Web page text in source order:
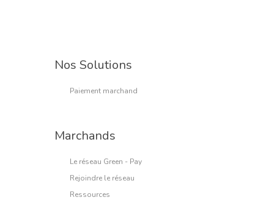
Nos Solutions
Paiement marchand
Marchands
Le réseau Green - Pay
Rejoindre le réseau
Ressources